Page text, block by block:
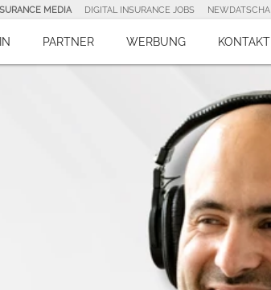
MEDIA DIGITAL INSURANCE JOBS NEWDATSCHA
PARTNER WERBUNG KONTAKT